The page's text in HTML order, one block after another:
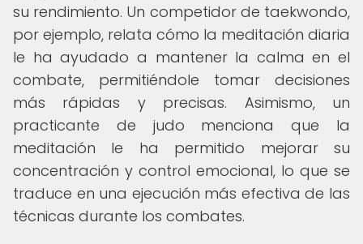
su rendimiento. Un competidor de taekwondo,
por ejemplo, relata cómo la meditación diaria
le ha ayudado a mantener la calma en el
combate, permitiéndole tomar decisiones
más rápidas y precisas. Asimismo, un
practicante de judo menciona que la
meditación le ha permitido mejorar su
concentración y control emocional, lo que se
traduce en una ejecución más efectiva de las
técnicas durante los combates.